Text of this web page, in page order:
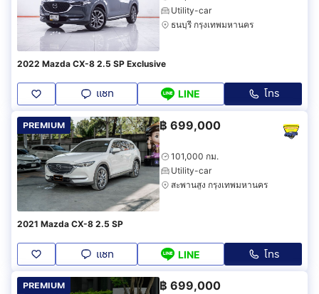
Utility-car
ธนบุรี กรุงเทพมหานคร
2022 Mazda CX-8 2.5 SP Exclusive
แชท LINE โทร
PREMIUM ฿ 699,000
101,000 กม.
Utility-car
สะพานสูง กรุงเทพมหานคร
2021 Mazda CX-8 2.5 SP
แชท LINE โทร
PREMIUM ฿ 699,000